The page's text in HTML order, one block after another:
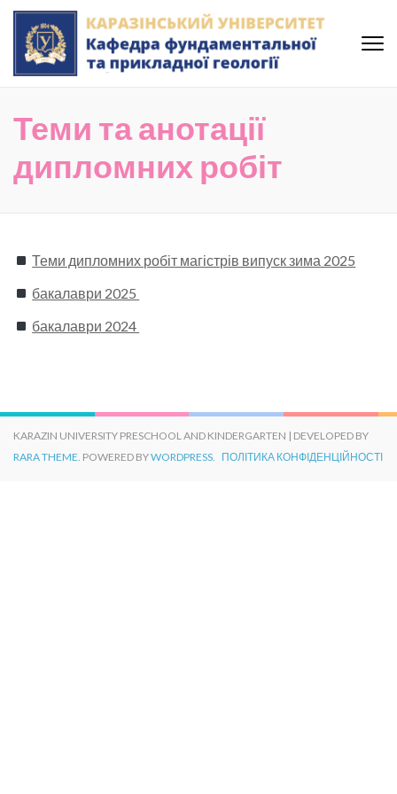
Skip
content
(Press
Кафедра фундаментальної
та прикладної геології
Каразінського Університету
Теми та анотації
дипломних робіт
Теми дипломних робіт магістрів випуск зима 2025
бакалаври 2025
бакалаври 2024
KARAZIN UNIVERSITY PRESCHOOL AND KINDERGARTEN | DEVELOPED BY
RARA THEME . POWERED BYWORDPRESS. ПОЛІТИКА КОНФІДЕНЦІЙНОСТІ